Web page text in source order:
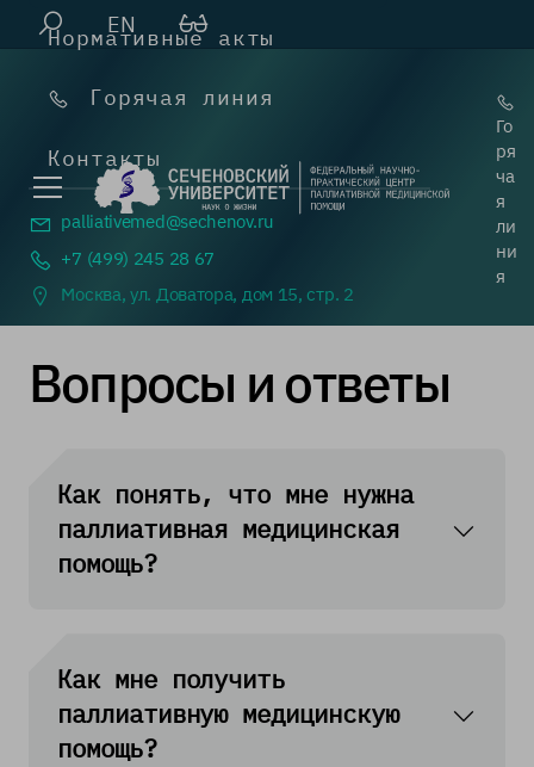
EN
Го
ря
ча
я
ли
ни
я
Нормативные акты
Горячая линия
Контакты
palliativemed@sechenov.ru
+7 (499) 245 28 67
Москва, ул. Доватора, дом 15, стр. 2
Вопросы и ответы
Как понять, что мне нужна
паллиативная медицинская
помощь?
Как мне получить
паллиативную медицинскую
помощь?